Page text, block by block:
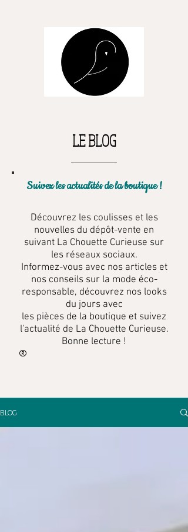
LE BLOG
Suivez les actualités de la boutique !
Découvrez les coulisses et les
nouvelles du dépôt-vente en
suivant La Chouette Curieuse sur
les réseaux sociaux.
Informez-vous avec nos articles et
nos conseils sur la mode éco-
responsable, découvrez nos looks
du jours avec
les pièces de la boutique et suivez
l'actualité de La Chouette Curieuse.
Bonne lecture !
BLOG